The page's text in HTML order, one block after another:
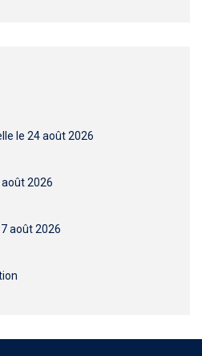
le 24 août 2026
août 2026
août 2026